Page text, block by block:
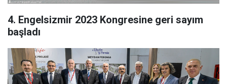
4. Engelsizmir 2023 Kongresine geri sayım
başladı